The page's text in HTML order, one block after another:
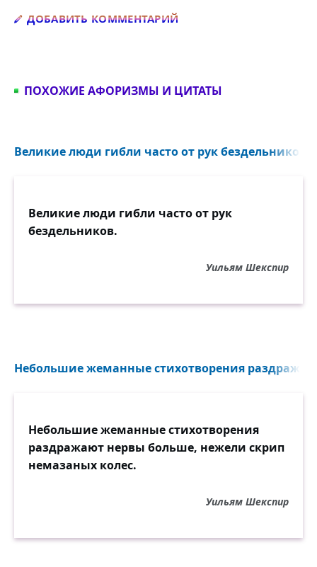
ДОБАВИТЬ КОММЕНТАРИЙ
ПОХОЖИЕ АФОРИЗМЫ И ЦИТАТЫ
Великие люди гибли часто от рук бездельников...
Великие люди гибли часто от рук
бездельников.
Уильям Шекспир
Небольшие жеманные стихотворения
Небольшие жеманные стихотворения
раздражают нервы больше, нежели скрип
немазаных колес.
Уильям Шекспир